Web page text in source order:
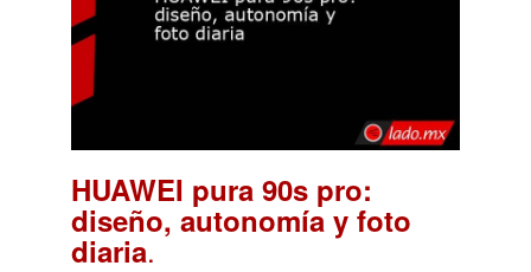
HUAWEI pura 90s pro:
diseño, autonomía y foto
diaria.